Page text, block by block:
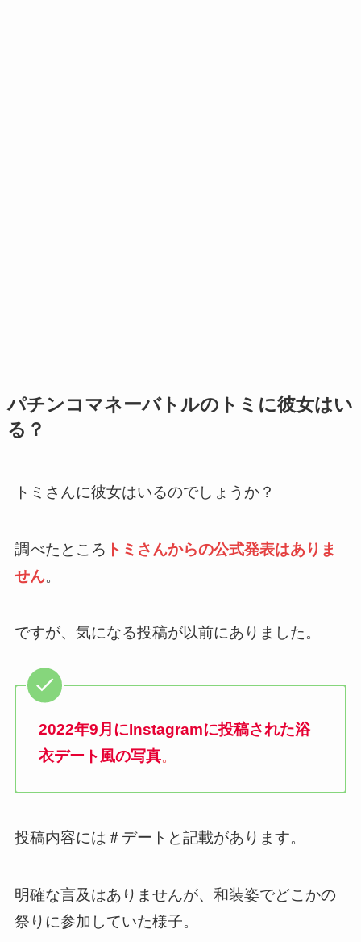
パチンコマネーバトルのトミに彼女はい
る？
トミさんに彼女はいるのでしょうか？
調べたところ トミさんからの公式発表はありま
せん。
ですが、気になる投稿が以前にありました。
2022年9月にInstagramに投稿された浴
衣デート風の写真。
投稿内容には＃デートと記載があります。
明確な言及はありませんが、和装姿でどこかの
祭りに参加していた様子。